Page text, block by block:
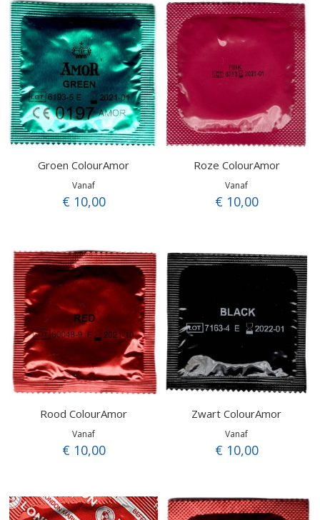
Groen ColourAmor
Vanaf
€ 10,00
Roze ColourAmor
Vanaf
€ 10,00
Rood ColourAmor
Vanaf
€ 10,00
Zwart ColourAmor
Vanaf
€ 10,00